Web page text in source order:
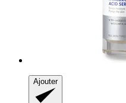
Ajouter